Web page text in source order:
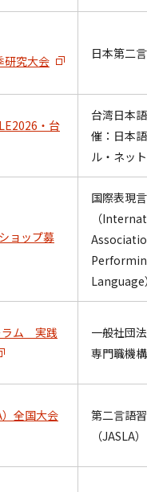
研究大会 日本第二
・台
台湾日本
催：日本
ル・ネッ
ョップ募
国際表現
（
Language
ラム 実践
一般社団
専門職機構
全国大会
第二言語
（JASLA）